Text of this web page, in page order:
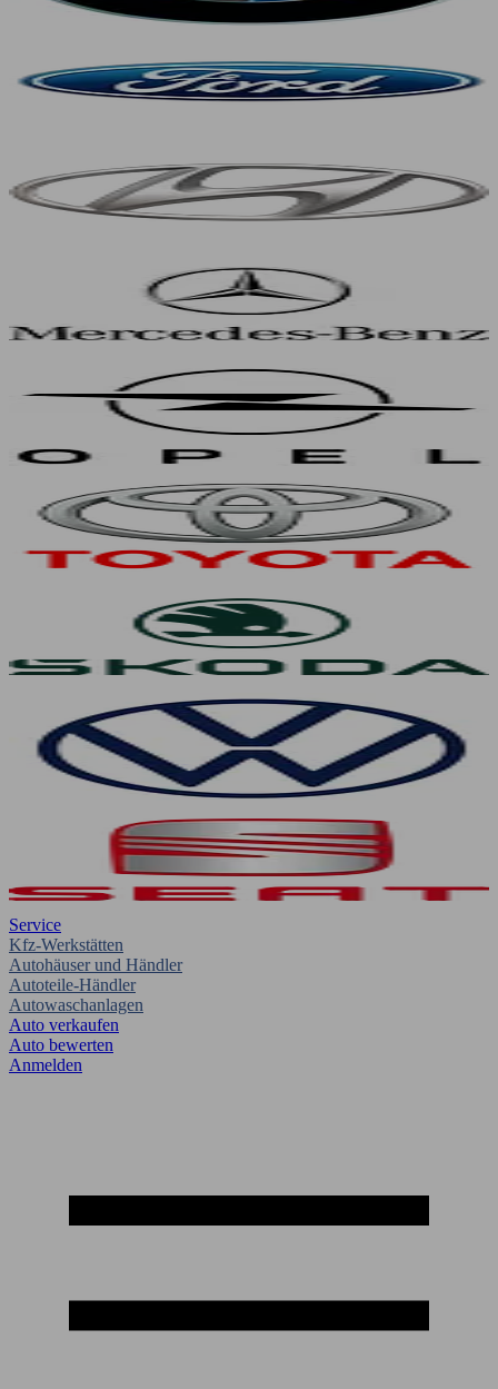
Service
Kfz-Werkstätten
Autohäuser und Händler
Autoteile-Händler
Autowaschanlagen
Auto verkaufen
Auto bewerten
Anmelden